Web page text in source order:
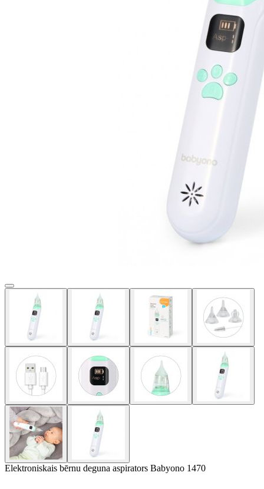
Elektroniskais bērnu deguna aspirators Babyono 1470